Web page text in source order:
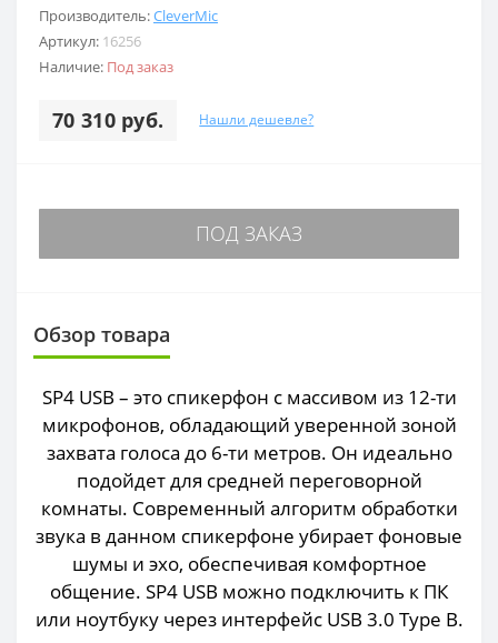
Производитель:CleverMic
Артикул: 16256
Наличие: Под заказ
70 310 руб. Нашли дешевле?
ПОД ЗАКАЗ
Обзор товара
SP4 USB – это спикерфон с массивом из 12-ти
микрофонов, обладающий уверенной зоной
захвата голоса до 6-ти метров. Он идеально
подойдет для средней переговорной
комнаты. Современный алгоритм обработки
звука в данном спикерфоне убирает фоновые
шумы и эхо, обеспечивая комфортное
общение. SP4 USB можно подключить к ПК
или ноутбуку через интерфейс USB 3.0 Type B.